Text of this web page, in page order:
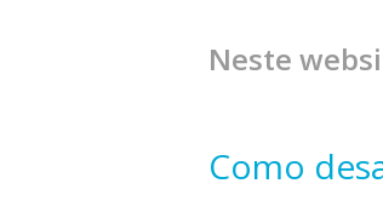
Neste
Como